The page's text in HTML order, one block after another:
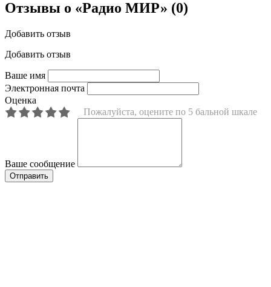
Отзывы о «Радио МИР» (0)
Добавить отзыв
Добавить отзыв
Ваше имя
Электронная почта
Оценка
Пожалуйста, оцените по 5 бальной шкале
Ваше сообщение